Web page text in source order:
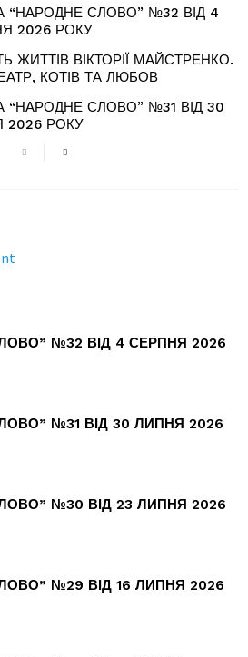
“НАРОДНЕ СЛОВО” №32 ВІД 4
2026 РОКУ
ЖИТТІВ ВІКТОРІЇ МАЙСТРЕНКО.
КОТІВ ТА ЛЮБОВ
“НАРОДНЕ СЛОВО” №31 ВІД 30
2026 РОКУ
№32 ВІД 4 СЕРПНЯ 2026
№31 ВІД 30 ЛИПНЯ 2026
№30 ВІД 23 ЛИПНЯ 2026
№29 ВІД 16 ЛИПНЯ 2026